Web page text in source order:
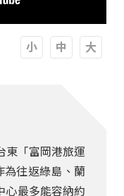
東「富岡港旅運
為往返綠島、蘭
心最多能容納約